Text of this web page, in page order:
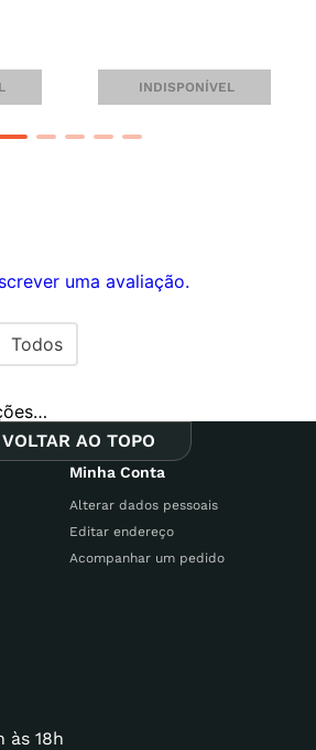
INDISPONÍVEL
uma avaliação.
Todos
VOLTAR AO TOPO
Minha Conta
Alterar dados pessoais
Editar endereço
Acompanhar um pedido
às 18h